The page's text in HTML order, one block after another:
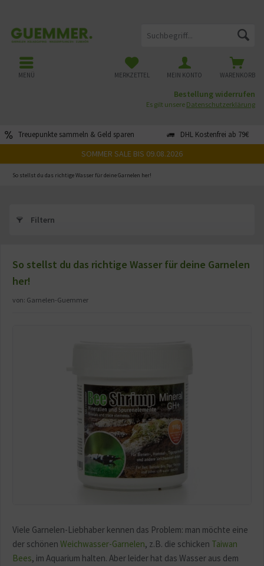
Treuepunkte sammeln & Geld sparen DHL Kostenfrei ab 79€
WARENKORB
MERKZETTEL MEIN KONTO
MENÜ
Bestellung widerrufen
Es gilt unsere Datenschutzerklärung
SOMMER SALE BIS 09.08.2026
So stellst du das richtige Wasser für deine Garnelen her!
Filtern
So stellst du das richtige Wasser für deine Garnelen
her!
von: Garnelen-Guemmer
Viele Garnelen-Liebhaber kennen das Problem: man möchte eine
der schönen Weichwasser-Garnelen, z.B. die schicken Taiwan
Bees, im Aquarium halten. Aber leider hat das Wasser aus dem